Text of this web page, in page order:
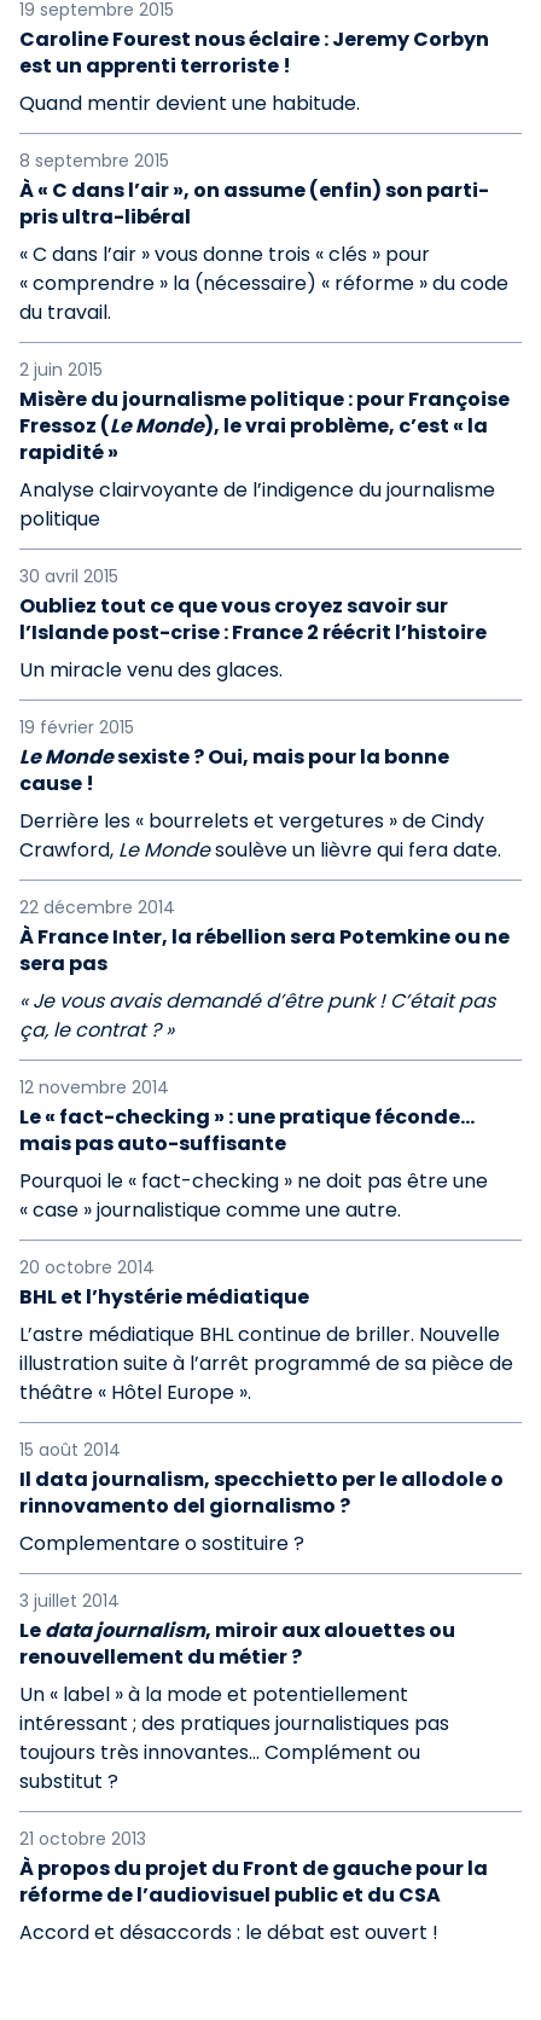
19 septembre 2015
Caroline Fourest nous éclaire : Jeremy Corbyn
est un apprenti terroriste !
Quand mentir devient une habitude.
8 septembre 2015
À « C dans l’air », on assume (enfin) son parti-
pris ultra-libéral
« C dans l’air » vous donne trois « clés » pour
« comprendre » la (nécessaire) « réforme » du code
du travail.
2 juin 2015
Misère du journalisme politique : pour Françoise
Fressoz (Le Monde), le vrai problème, c’est « la
rapidité »
Analyse clairvoyante de l’indigence du journalisme
politique
30 avril 2015
Oubliez tout ce que vous croyez savoir sur
l’Islande post-crise : France 2 réécrit l’histoire
Un miracle venu des glaces.
19 février 2015
Le Mondesexiste ? Oui, mais pour la bonne
cause !
Derrière les « bourrelets et vergetures » de Cindy
Crawford, Le Mondesoulève un lièvre qui fera date.
22 décembre 2014
À France Inter, la rébellion sera Potemkine ou ne
sera pas
« Je vous avais demandé d’être punk ! C’était pas
ça, le contrat ? »
12 novembre 2014
Le « fact-checking » : une pratique féconde...
mais pas auto-suffisante
Pourquoi le « fact-checking » ne doit pas être une
« case » journalistique comme une autre.
20 octobre 2014
BHL et l’hystérie médiatique
L’astre médiatique BHL continue de briller. Nouvelle
illustration suite à l’arrêt programmé de sa pièce de
théâtre « Hôtel Europe ».
15 août 2014
Il data journalism, specchietto per le allodole o
rinnovamento del giornalismo ?
Complementare o sostituire ?
3 juillet 2014
Ledata journalism, miroir aux alouettes ou
renouvellement du métier ?
Un « label » à la mode et potentiellement
intéressant ; des pratiques journalistiques pas
toujours très innovantes… Complément ou
substitut ?
21 octobre 2013
À propos du projet du Front de gauche pour la
réforme de l’audiovisuel public et du CSA
Accord et désaccords : le débat est ouvert !